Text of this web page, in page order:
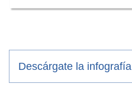
Descárgate la infografía